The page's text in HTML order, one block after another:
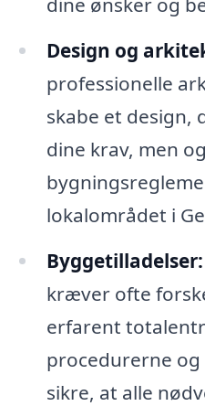
Design og
professionelle
skabe et design,
dine krav, men
lokalområdet i
Byggetilladelser:
kræver ofte
erfarent
procedurerne
sikre, at alle